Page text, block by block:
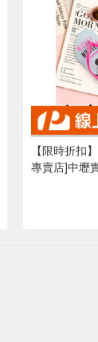
【限時折扣
專賣店]中壢